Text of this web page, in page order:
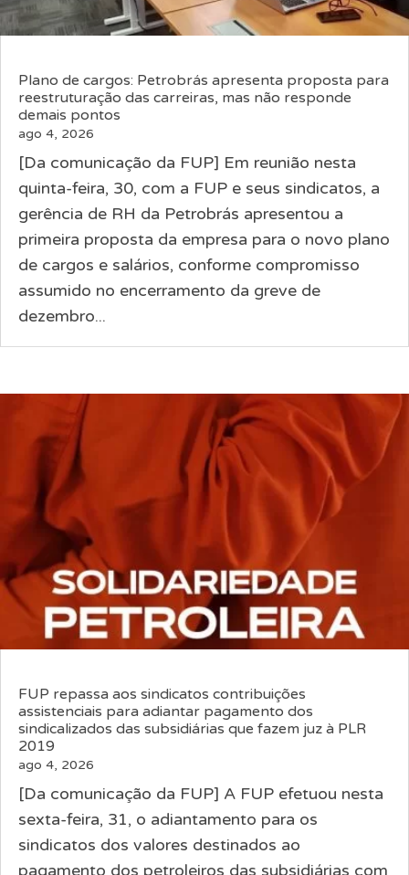
Plano de cargos: Petrobrás apresenta proposta para
reestruturação das carreiras, mas não responde
demais pontos
ago 4, 2026
[Da comunicação da FUP] Em reunião nesta
quinta-feira, 30, com a FUP e seus sindicatos, a
gerência de RH da Petrobrás apresentou a
primeira proposta da empresa para o novo plano
de cargos e salários, conforme compromisso
assumido no encerramento da greve de
dezembro...
FUP repassa aos sindicatos contribuições
assistenciais para adiantar pagamento dos
sindicalizados das subsidiárias que fazem juz à PLR
2019
ago 4, 2026
[Da comunicação da FUP] A FUP efetuou nesta
sexta-feira, 31, o adiantamento para os
sindicatos dos valores destinados ao
pagamento dos petroleiros das subsidiárias com